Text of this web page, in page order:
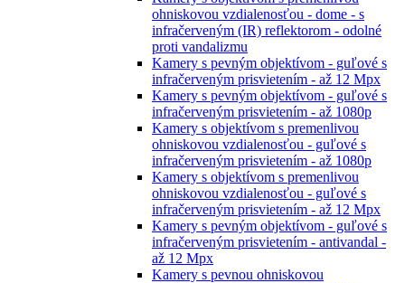
ohniskovou vzdialenosťou - dome - s
infračerveným (IR) reflektorom - odolné
proti vandalizmu
Kamery s pevným objektívom - guľové s
infračerveným prisvietením - až 12 Mpx
Kamery s pevným objektívom - guľové s
infračerveným prisvietením - až 1080p
Kamery s objektívom s premenlivou
ohniskovou vzdialenosťou - guľové s
infračerveným prisvietením - až 1080p
Kamery s objektívom s premenlivou
ohniskovou vzdialenosťou - guľové s
infračerveným prisvietením - až 12 Mpx
Kamery s pevným objektívom - guľové s
infračerveným prisvietením - antivandal -
až 12 Mpx
Kamery s pevnou ohniskovou